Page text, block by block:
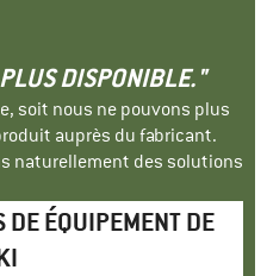
DISPONIBLE."
soit nous ne pouvons plus
auprès du fabricant.
naturellement des solutions
DE ÉQUIPEMENT DE